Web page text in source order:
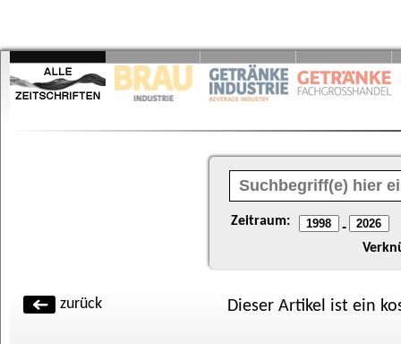
Zeitraum: -
zurück Dieser Artikel ist ein